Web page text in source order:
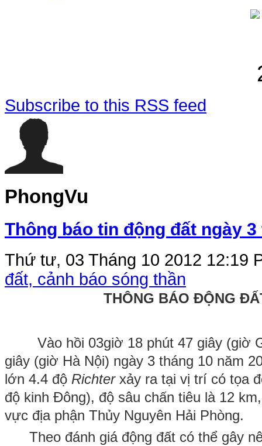
Subscribe to this RSS feed
PhongVu
Thông báo tin động đất ngày
Thứ tư, 03 Tháng 10 2012 12:19
đất, cảnh báo sóng thần
THÔNG BÁO ĐỘNG
Vào hồi 03giờ 18 phút 47 giây (giờ
giây (giờ Hà Nội) ngày 3 tháng 10 năm
lớn 4.4 độ Richter xảy ra tại vị trí có tọa
độ kinh Đông), độ sâu chấn tiêu là 12
vực địa phận Thủy Nguyên Hải Phòng.
Theo đánh giá động đất có thể gây